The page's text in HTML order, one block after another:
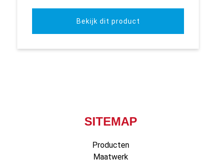
Bekijk dit product
SITEMAP
Producten
Maatwerk